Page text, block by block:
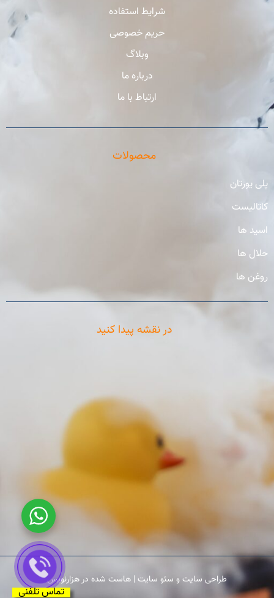
شرایط استفاده
حریم خصوصی
وبلاگ
درباره ما
ارتباط با ما
محصولات
پلی یورتان
کاتالیست
اسید ها
حلال ها
روغن ها
در نقشه پیدا کنید
طراحی سایتو سئو سایت | هاست شده درهزارنویس
تماس تلفنی